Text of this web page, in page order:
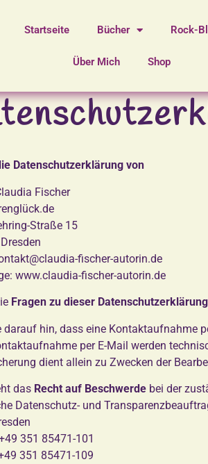
Startseite Bücher Rock-
Über Mich Shop
Datenschutzerklärung von
Fischer
Straße 15
fischer-autorin.de
www.claudia-fischer-autorin.de
Fragen zu dieser Datenschutzerklärung
darauf hin, dass eine Kontaktaufnahme
per E-Mail werden
dient allein zu Zwecken der
das Recht auf Beschwerde bei der
Datenschutz- und
351 85471-101
351 85471-109